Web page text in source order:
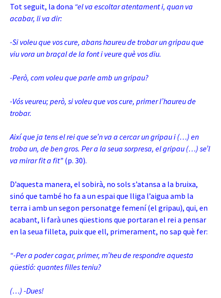
Tot seguit, la dona “el va escoltar atentament i, quan va
acabar, li va dir:
-Si voleu que vos cure, abans haureu de trobar un gripau que
viu vora un braçal de la font i veure què vos diu.
-Però, com voleu que parle amb un gripau?
-Vós veureu; però, si voleu que vos cure, primer l’haureu de
trobar.
Així que ja tens el rei que se’n va a cercar un gripau i (…) en
troba un, de ben gros. Per a la seua sorpresa, el gripau (…) se’l
va mirar fit a fit” (p. 30).
D’aquesta manera, el sobirà, no sols s’atansa a la bruixa,
sinó que també ho fa a un espai que lliga l’aigua amb la
terra i amb un segon personatge femení (el gripau), qui, en
acabant, li farà unes qüestions que portaran el rei a pensar
en la seua filleta, puix que ell, primerament, no sap què fer:
“-Per a poder cagar, primer, m’heu de respondre aquesta
qüestió: quantes filles teniu?
(…) -Dues!